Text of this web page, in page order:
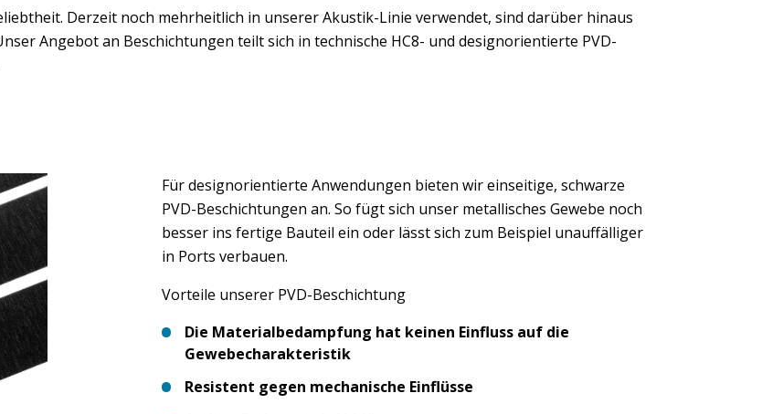
Derzeit noch mehrheitlich in unserer Akustik-Linie verwendet, sind darüber hinaus
Angebot an Beschichtungen teilt sich in technische HC8- und designorientierte PVD-
Für designorientierte Anwendungen bieten wir einseitige, schwarze
PVD-Beschichtungen an. So fügt sich unser metallisches Gewebe noch
besser ins fertige Bauteil ein oder lässt sich zum Beispiel unauffälliger
in Ports verbauen.
Vorteile unserer PVD-Beschichtung
Die Materialbedampfung hat keinen Einfluss auf die
Gewebecharakteristik
Resistent gegen mechanische Einflüsse